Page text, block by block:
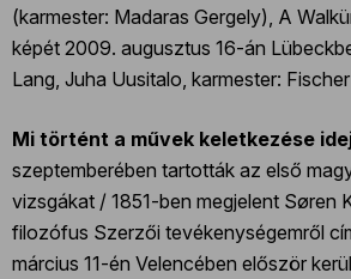
(karmester: Madaras Gergely), A
képét 2009. augusztus 16-án
Lang, Juha Uusitalo, karmester:
Mi történt a művek keletkezése
szeptemberében tartották az első
vizsgákat / 1851-ben megjelent Søren
filozófus Szerzői tevékenységemről
március 11-én Velencében először